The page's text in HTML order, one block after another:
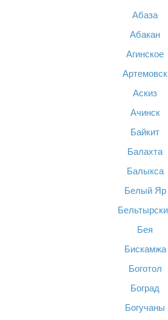
Абаза
Абакан
Агинское
Артемовск
Аскиз
Ачинск
Байкит
Балахта
Балыкса
Белый Яр
Бея
Бискамжа
Боготол
Боград
Богучаны